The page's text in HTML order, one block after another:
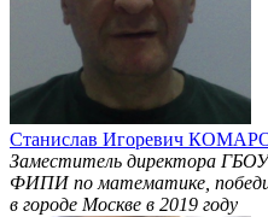
Станислав Игоревич
Заместитель директора
ФИПИ по математике,
в городе Москве в 2019 году